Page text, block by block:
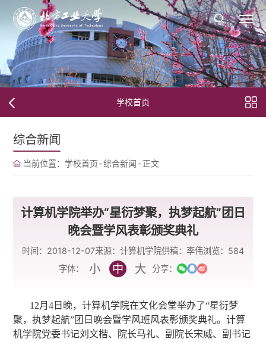
学校首页
综合新闻
当前位置： 学校首页-综合新闻 -正文
计算机学院举办“星衍梦聚，执梦起航”团日
晚会暨学风表彰颁奖典礼
时间：2018-12-07来源：计算机学院供稿：李伟浏览： 584
字体：
小 中 大 分享：
12月4日晚，计算机学院在文化会堂举办了“星衍梦
聚，执梦起航”团日晚会暨学风班风表彰颁奖典礼。计算
机学院党委书记刘文楷、院长马礼、副院长宋威、副书记